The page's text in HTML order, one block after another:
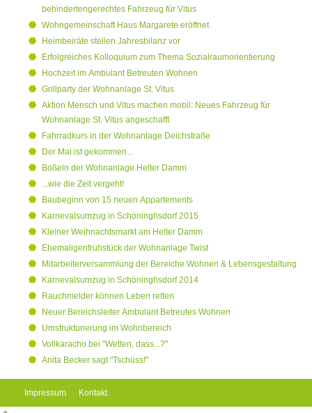
behindertengerechtes Fahrzeug für Vitus
Wohngemeinschaft Haus Margarete eröffnet
Heimbeiräte stellen Jahresbilanz vor
Erfolgreiches Kolloquium zum Thema Sozialraumorientierung
Hochzeit im Ambulant Betreuten Wohnen
Grillparty der Wohnanlage St. Vitus
Aktion Mensch und Vitus machen mobil: Neues Fahrzeug für
Wohnanlage St. Vitus angeschafft
Fahrradkurs in der Wohnanlage Deichstraße
Der Mai ist gekommen...
Boßeln der Wohnanlage Helter Damm
...wie die Zeit vergeht!
Baubeginn von 15 neuen Appartements
Karnevalsumzug in Schöninghsdorf 2015
Kleiner Weihnachtsmarkt am Helter Damm
Ehemaligenfrühstück der Wohnanlage Twist
Mitarbeiterversammlung der Bereiche Wohnen & Lebensgestaltung
Karnevalsumzug in Schöninghsdorf 2014
Rauchmelder können Leben retten
Neuer Bereichsleiter Ambulant Betreutes Wohnen
Umstrukturierung im Wohnbereich
Vollkaracho bei "Wetten, dass...?"
Anita Becker sagt "Tschüss!"
Impressum Kontakt